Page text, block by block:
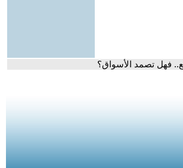
فهل تصمد الأسواق؟